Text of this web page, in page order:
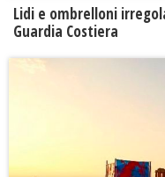
Lidi e ombrelloni
Guardia Costiera